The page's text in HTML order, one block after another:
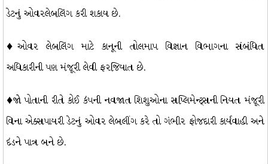
ડેટનું ઓવરલેબલિંગ કરી શકાય છે.
♦ઓવર લેબલિંગ માટે કાનૂની તોલમાપ વિજ્ઞાન વિભાગના સંબંધિત
અધિકારીની પણ મંજૂરી લેવી ફરજિયાત છે.
♦જો પોતાની રીતે કોઈ કંપની નવજાત શિશુઓના સપ્લિમેન્ટ્સની નિયત મંજૂરી
વિના એક્સપાયરી ડેટનું ઓવર લેબલીંગ કરે તો ગંભીર ફોજદારી કાર્યવાહી અને
દંડને પાત્ર બને છે.